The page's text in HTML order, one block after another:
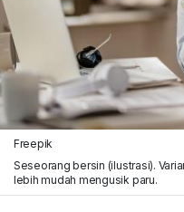
Freepik
Seseorang bersin (ilustrasi).
lebih mudah mengusik paru.